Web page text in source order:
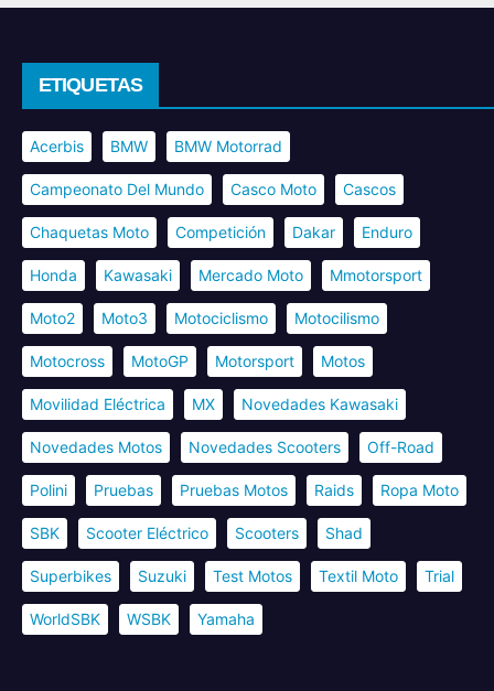
ETIQUETAS
Acerbis BMW BMW Motorrad
Campeonato Del Mundo Casco Moto Cascos
Chaquetas Moto Competición Dakar Enduro
Honda Kawasaki Mercado Moto Mmotorsport
Moto2 Moto3 Motociclismo Motocilismo
Motocross MotoGP Motorsport Motos
Movilidad Eléctrica MX Novedades Kawasaki
Novedades Motos Novedades Scooters Off-Road
Polini Pruebas Pruebas Motos Raids Ropa Moto
SBK Scooter Eléctrico Scooters Shad
Superbikes Suzuki Test Motos Textil Moto Trial
WorldSBK WSBK Yamaha